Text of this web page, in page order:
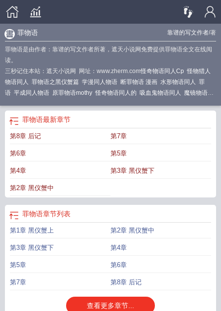
靠谱的写文作者/著
罪物语
罪物语是由作者：靠谱的写文作者所著，遮天小说网免费提供罪物语全文在线阅
读。
三秒记住本站：遮天小说网 网址：www.zherm.com怪奇物语同人Cp 怪物猎人
物语同人 罪物语之黑仪蟹篇 学漫同人物语 断罪物语 漫画 水形物语同人 罪
语 平成同人物语 原罪物语mothy 怪奇物语同人的 吸血鬼物语同人 魔镜物语同
花开物语同人 罪落物语漫画
人有哪些
罪物语最新章节
第8章 后记 第7章
第6章 第5章
第4章 第3章 黑仪蟹下
第2章 黑仪蟹中
罪物语章节列表
第1章 黑仪蟹上 第2章 黑仪蟹中
第3章 黑仪蟹下 第4章
第5章 第6章
第7章 第8章 后记
查看更多章节...